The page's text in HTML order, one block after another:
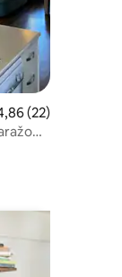
ocjena:
(22)